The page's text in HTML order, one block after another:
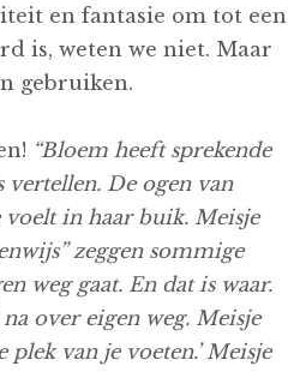
en fantasie om tot een
is, weten we niet. Maar
gebruiken.
“Bloem heeft sprekende
vertellen. De ogen van
in haar buik. Meisje
zeggen sommige
weg gaat. En dat is waar.
over eigen weg. Meisje
van je voeten.’ Meisje